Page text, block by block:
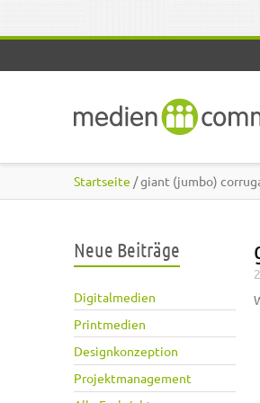
Startseite / giant (jumbo)
Neue Beiträge
Digitalmedien
Printmedien
Designkonzeption
Projektmanagement